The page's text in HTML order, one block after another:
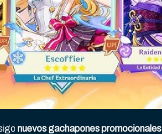
nuevos gachapones promocionales